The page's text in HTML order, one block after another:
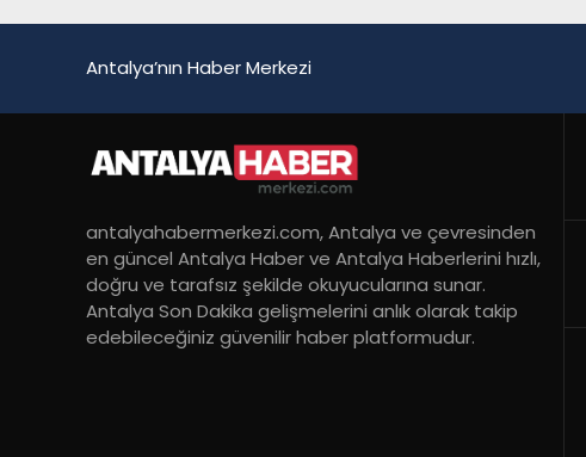
Antalya’nın Haber Merkezi
antalyahabermerkezi.com, Antalya ve çevresinden
en güncel Antalya Haber ve Antalya Haberlerini hızlı,
doğru ve tarafsız şekilde okuyucularına sunar.
Antalya Son Dakika gelişmelerini anlık olarak takip
edebileceğiniz güvenilir haber platformudur.